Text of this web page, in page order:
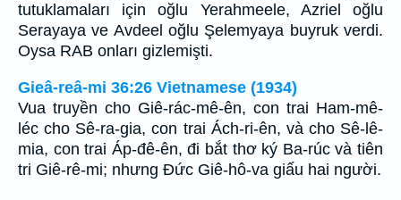
tutuklamaları için oğlu Yerahmeele, Azriel oğlu
Serayaya ve Avdeel oğlu Şelemyaya buyruk verdi.
Oysa RAB onları gizlemişti.
Gieâ-reâ-mi 36:26 Vietnamese (1934)
Vua truyền cho Giê-rác-mê-ên, con trai Ham-mê-
léc cho Sê-ra-gia, con trai Ách-ri-ên, và cho Sê-lê-
mia, con trai Áp-đê-ên, đi bắt thơ ký Ba-rúc và tiên
tri Giê-rê-mi; nhưng Ðức Giê-hô-va giấu hai người.